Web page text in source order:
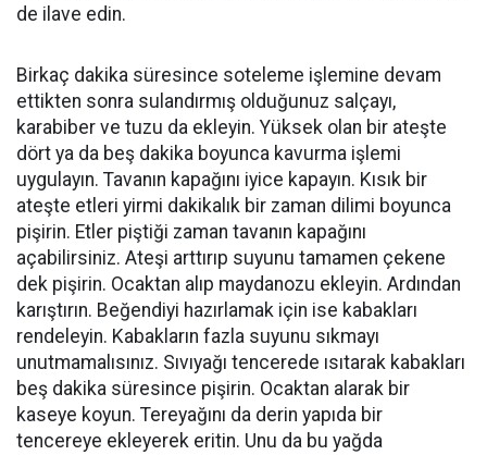
de ilave edin.
Birkaç dakika süresince soteleme işlemine devam
ettikten sonra sulandırmış olduğunuz salçayı,
karabiber ve tuzu da ekleyin. Yüksek olan bir ateşte
dört ya da beş dakika boyunca kavurma işlemi
uygulayın. Tavanın kapağını iyice kapayın. Kısık bir
ateşte etleri yirmi dakikalık bir zaman dilimi boyunca
pişirin. Etler piştiği zaman tavanın kapağını
açabilirsiniz. Ateşi arttırıp suyunu tamamen çekene
dek pişirin. Ocaktan alıp maydanozu ekleyin. Ardından
karıştırın. Beğendiyi hazırlamak için ise kabakları
rendeleyin. Kabakların fazla suyunu sıkmayı
unutmamalısınız. Sıvıyağı tencerede ısıtarak kabakları
beş dakika süresince pişirin. Ocaktan alarak bir
kaseye koyun. Tereyağını da derin yapıda bir
tencereye ekleyerek eritin. Unu da bu yağda